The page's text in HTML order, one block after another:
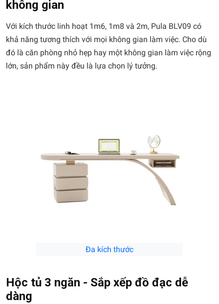
không gian
Với kích thước linh hoạt 1m6, 1m8 và 2m, Pula BLV09 có
khả năng tương thích với mọi không gian làm việc. Cho dù
đó là căn phòng nhỏ hẹp hay một không gian làm việc rộng
lớn, sản phẩm này đều là lựa chọn lý tưởng.
Đa kích thước
Hộc tủ 3 ngăn - Sắp xếp đồ đạc dễ
dàng